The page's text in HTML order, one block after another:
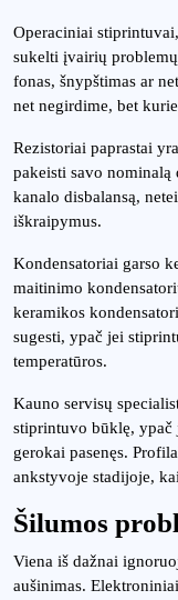
Operaciniai
sukelti įvairių
fonas, šnypštimas ar
net negirdime, bet
Rezistoriai paprastai
pakeisti savo nominalą
kanalo disbalansą,
iškraipymus.
Kondensatoriai garso
maitinimo
keramikos
sugesti, ypač jei
temperatūros.
Kauno servisų
stiprintuvo būklę, ypač
gerokai pasenęs.
ankstyvoje stadijoje,
Šilumos
Viena iš dažnai
aušinimas.